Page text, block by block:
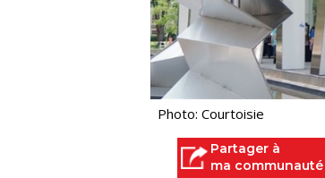
Photo: Courtoisie
Partager à
ma communauté